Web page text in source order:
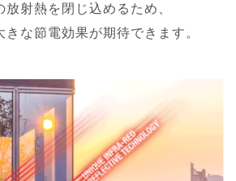
放射熱を閉じ込めるため、
きな節電効果が期待できます。